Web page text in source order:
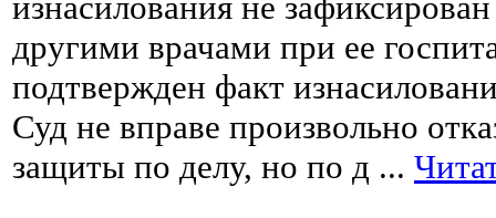
другими врачами при ее
подтвержден факт
Суд не вправе произвольно
защиты по делу, но по д ...